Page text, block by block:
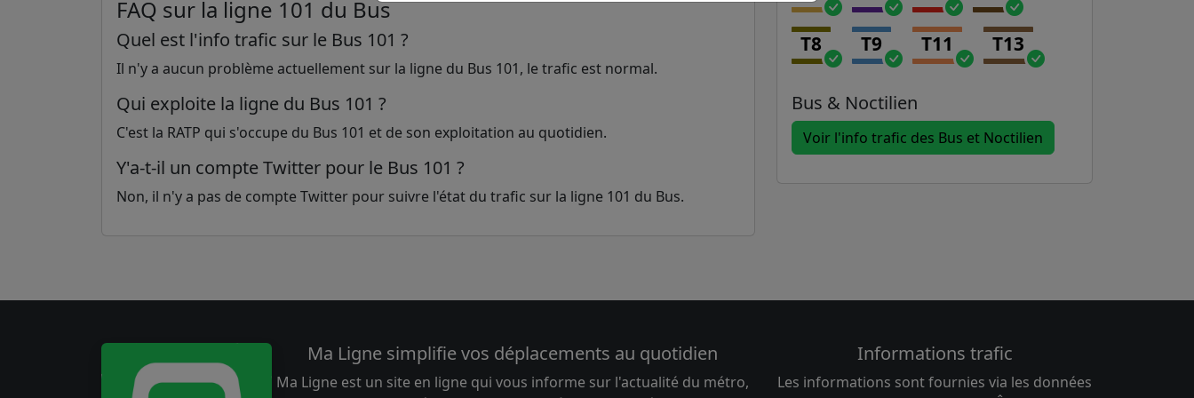
FAQ sur la ligne 101 du Bus
Quel est l'info trafic sur le Bus 101 ?
Il n'y a aucun problème actuellement sur la ligne du Bus 101, le trafic est normal.
Qui exploite la ligne du Bus 101 ?
C'est la RATP qui s'occupe du Bus 101 et de son exploitation au quotidien.
Y'a-t-il un compte Twitter pour le Bus 101 ?
Non, il n'y a pas de compte Twitter pour suivre l'état du trafic sur la ligne 101 du Bus.
T8 T9 T11 T13
Bus & Noctilien
Voir l'info trafic des Bus et Noctilien
Ma Ligne simplifie vos déplacements au quotidien
Ma Ligne est un site en ligne qui vous informe sur l'actualité du métro,
Informations trafic
Les informations sont fournies via les données